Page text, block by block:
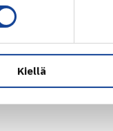
Kiellä